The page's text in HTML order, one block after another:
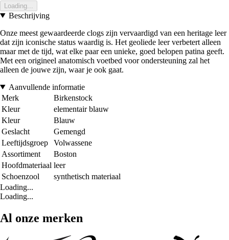
Loading...
Beschrijving
Onze meest gewaardeerde clogs zijn vervaardigd van een heritage leer
dat zijn iconische status waardig is. Het geoliede leer verbetert alleen
maar met de tijd, wat elke paar een unieke, goed belopen patina geeft.
Met een origineel anatomisch voetbed voor ondersteuning zal het
alleen de jouwe zijn, waar je ook gaat.
Aanvullende informatie
Merk
Birkenstock
Kleur
elementair blauw
Kleur
Blauw
Geslacht
Gemengd
Leeftijdsgroep
Volwassene
Assortiment
Boston
Hoofdmateriaal leer
Schoenzool
synthetisch materiaal
Loading...
Loading...
Al onze merken